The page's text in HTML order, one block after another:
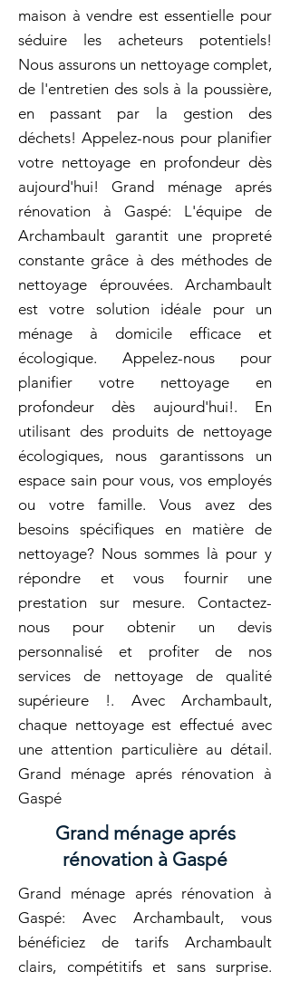
maison à vendre est essentielle pour
séduire les acheteurs potentiels!
Nous assurons un nettoyage complet,
de l'entretien des sols à la poussière,
en passant par la gestion des
déchets! Appelez-nous pour planifier
votre nettoyage en profondeur dès
aujourd'hui! Grand ménage aprés
rénovation à Gaspé: L'équipe de
Archambault garantit une propreté
constante grâce à des méthodes de
nettoyage éprouvées. Archambault
est votre solution idéale pour un
ménage à domicile efficace et
écologique. Appelez-nous pour
planifier votre nettoyage en
profondeur dès aujourd'hui!. En
utilisant des produits de nettoyage
écologiques, nous garantissons un
espace sain pour vous, vos employés
ou votre famille. Vous avez des
besoins spécifiques en matière de
nettoyage? Nous sommes là pour y
répondre et vous fournir une
prestation sur mesure. Contactez-
nous pour obtenir un devis
personnalisé et profiter de nos
services de nettoyage de qualité
supérieure !. Avec Archambault,
chaque nettoyage est effectué avec
une attention particulière au détail.
Grand ménage aprés rénovation à
Gaspé
Grand ménage aprés
rénovation à Gaspé
Grand ménage aprés rénovation à
Gaspé: Avec Archambault, vous
bénéficiez de tarifs Archambault
clairs, compétitifs et sans surprise.